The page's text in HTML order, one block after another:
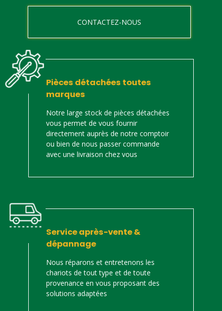
CONTACTEZ-NOUS
Pièces détachées toutes
marques
Notre large stock de pièces détachées
vous permet de vous fournir
directement auprès de notre comptoir
ou bien de nous passer commande
avec une livraison chez vous
Service après-vente &
dépannage
Nous réparons et entretenons les
chariots de tout type et de toute
provenance en vous proposant des
solutions adaptées